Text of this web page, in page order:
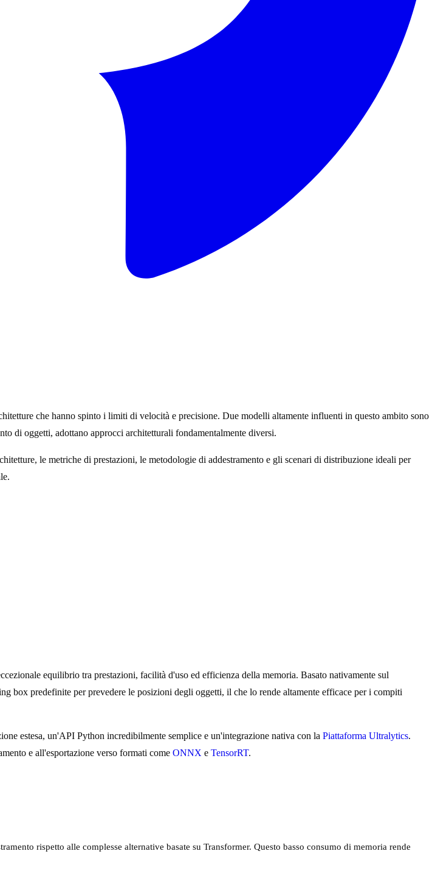
che hanno spinto i limiti di velocità e precisione. Due modelli altamente influenti in questo ambito sono
di oggetti, adottano approcci architetturali fondamentalmente diversi.
le metriche di prestazioni, le metodologie di addestramento e gli scenari di distribuzione ideali per
equilibrio tra prestazioni, facilità d'uso ed efficienza della memoria. Basato nativamente sul
box predefinite per prevedere le posizioni degli oggetti, il che lo rende altamente efficace per i compiti
estesa, un'API Python incredibilmente semplice e un'integrazione nativa con la Piattaforma Ultralytics.
e all'esportazione verso formati come ONNX e TensorRT.
rispetto alle complesse alternative basate su Transformer. Questo basso consumo di memoria rende